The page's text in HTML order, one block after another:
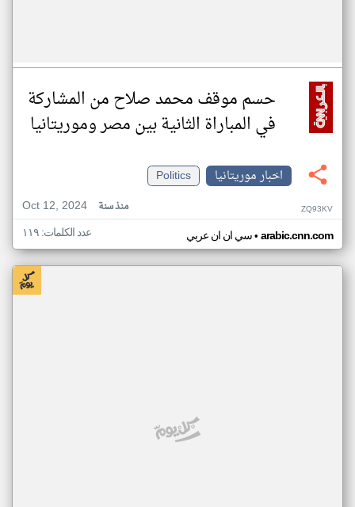
حسم موقف محمد صلاح من المشاركة
في المباراة الثانية بين مصر وموريتانيا
اخبار موريتانيا
Politics
Oct 12, 2024
منذ سنة ZQ93KV
سي ان ان عربي• arabic.cnn.com عدد الكلمات: ١١٩